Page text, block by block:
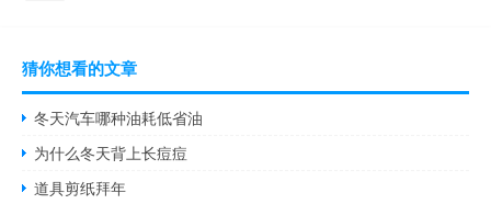
猜你想看的文章
冬天汽车哪种油耗低省油
为什么冬天背上长痘痘
道具剪纸拜年